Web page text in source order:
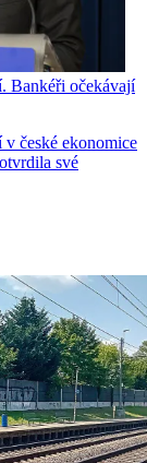
Bankéři očekávají
české ekonomice
své